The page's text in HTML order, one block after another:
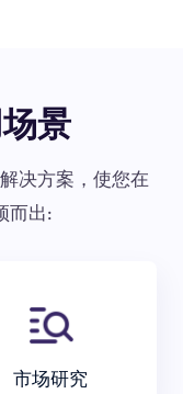
景
决方案，使您在
而出:
市场研究